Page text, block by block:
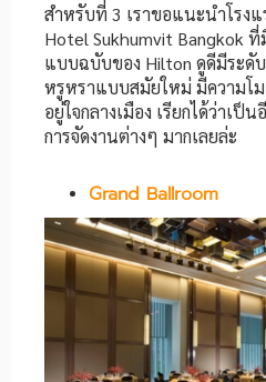
สำหรับที่ 3 เราขอแนะนำโรง
Hotel Sukhumvit Bangkok
แบบฉบับของ Hilton ดูดีมีระดั
หรูหราแบบสมัยใหม่ มีความโ
อยู่ใจกลางเมือง เรียกได้ว่าเป็
การจัดงานต่างๆ มากเลยล่ะ
Grand Ballroom